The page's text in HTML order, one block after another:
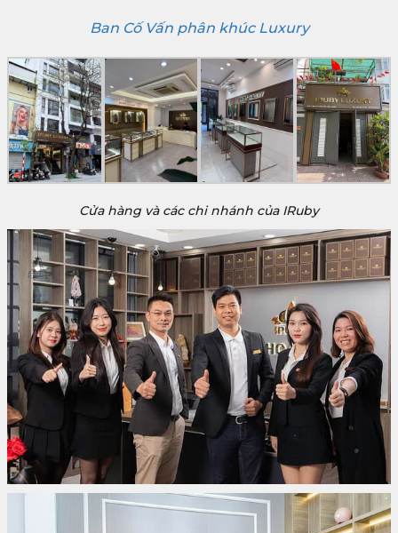
Ban Cố Vấn phân khúc Luxury
Cửa hàng và các chi nhánh của IRuby